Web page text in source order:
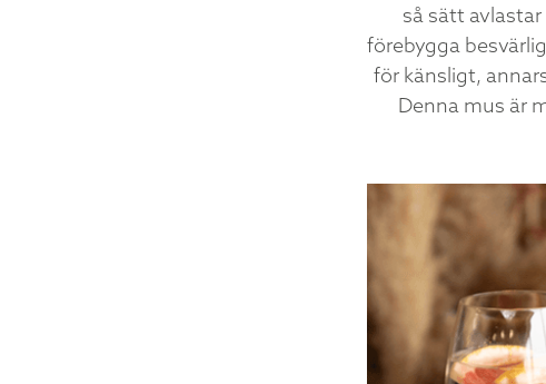
så sätt
förebygga
för känsligt,
Denna mus är